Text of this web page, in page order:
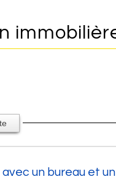
un bureau et un